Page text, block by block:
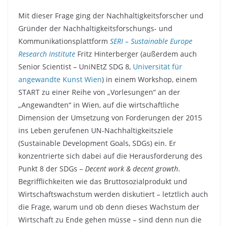
Mit dieser Frage ging der Nachhaltigkeitsforscher und
Gründer der Nachhaltigkeitsforschungs- und
Kommunikationsplattform SERI – Sustainable Europe
Research Institute Fritz Hinterberger (außerdem auch
Senior Scientist – UniNEtZ SDG 8, Universität für
angewandte Kunst Wien) in einem Workshop, einem
START zu einer Reihe von „Vorlesungen“ an der
„Angewandten“ in Wien, auf die wirtschaftliche
Dimension der Umsetzung von Forderungen der 2015
ins Leben gerufenen UN-Nachhaltigkeitsziele
(Sustainable Development Goals, SDGs) ein. Er
konzentrierte sich dabei auf die Herausforderung des
Punkt 8 der SDGs – Decent work & decent growth.
Begrifflichkeiten wie das Bruttosozialprodukt und
Wirtschaftswachstum werden diskutiert – letztlich auch
die Frage, warum und ob denn dieses Wachstum der
Wirtschaft zu Ende gehen müsse – sind denn nun die